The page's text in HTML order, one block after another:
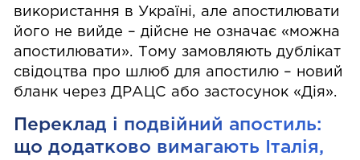
використання в Україні, але апостилювати
його не вийде – дійсне не означає «можна
апостилювати». Тому замовляють дублікат
свідоцтва про шлюб для апостилю – новий
бланк через ДРАЦС або застосунок «Дія».
Переклад і подвійний апостиль:
що додатково вимагають Італія,